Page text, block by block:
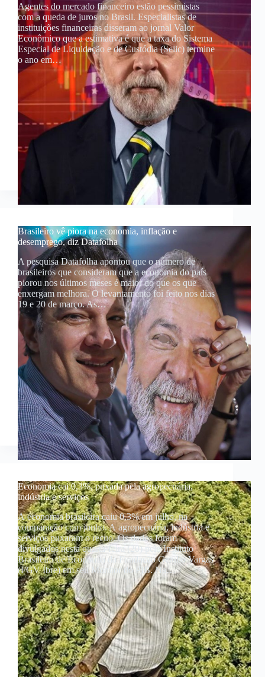
Agentes do mercado financeiro estão pessimistas
com a queda de juros no Brasil. Especialistas de
instituições financeiras disseram ao jornal Valor
Econômico que a estimativa é que a taxa do Sistema
Especial de Liquidação e de Custódia (Selic) termine
o ano em…
Brasileiro vê piora na economia, inflação e
desemprego, diz Datafolha
A pesquisa Datafolha apontou que o número de
brasileiros que consideram que a economia do país
piorou nos últimos meses é maior do que os que
enxergam melhora. O levantamento foi feito nos dias
19 e 20 de março. As…
Economia cai 0,3%, puxada pela agropecuária,
indústria e serviços
A economia brasileira caiu 0,3% em julho, na
comparação com junho. A agropecuária, indústria e
serviços puxaram o recuo. Os dados foram
divulgados nesta quarta-feira (20) pelo Instituto
Brasileiro de Economia da Fundação Getulio Vargas
(FGV Ibre) em seu Monitor do PIB. Na…